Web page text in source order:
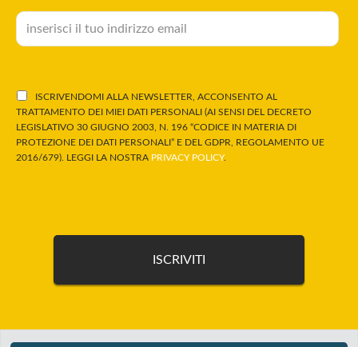
ISCRIVENDOMI ALLA NEWSLETTER, ACCONSENTO AL
TRATTAMENTO DEI MIEI DATI PERSONALI (AI SENSI DEL DECRETO
LEGISLATIVO 30 GIUGNO 2003, N. 196 “CODICE IN MATERIA DI
PROTEZIONE DEI DATI PERSONALI” E DEL GDPR, REGOLAMENTO UE
2016/679). LEGGI LA NOSTRA PRIVACY POLICY.